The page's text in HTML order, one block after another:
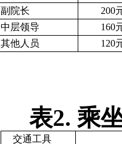
副院长
200
中层领导
160
其他人员
120
表2. 乘
交通工具